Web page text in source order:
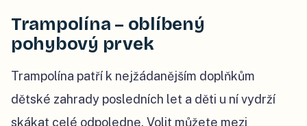
Trampolína – oblíbený
pohybový prvek
Trampolína patří k nejžádanějším doplňkům
dětské zahrady posledních let a děti u ní vydrží
skákat celé odpoledne. Volit můžete mezi